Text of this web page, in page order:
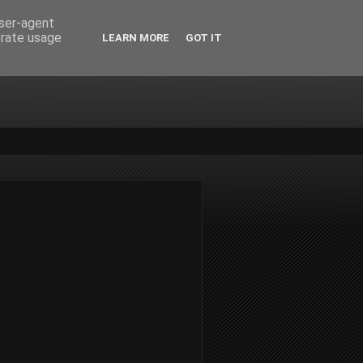
agent
usage
LEARN MORE GOT IT